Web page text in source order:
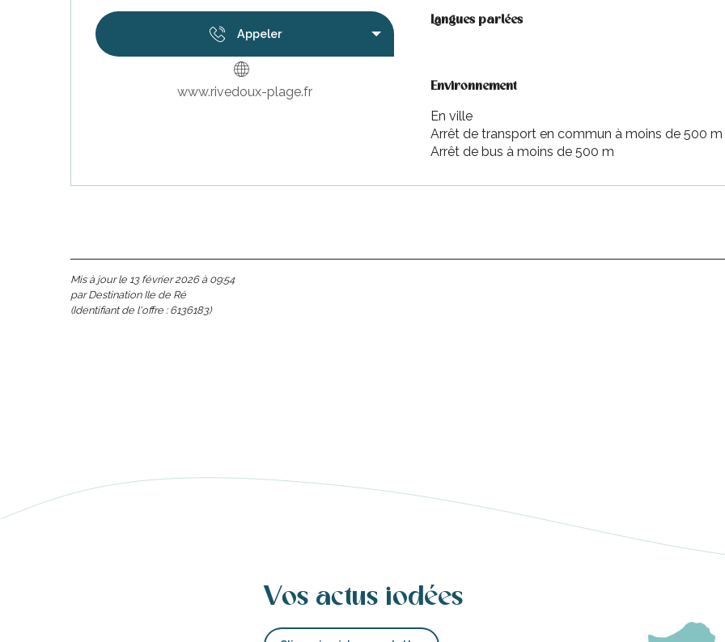
Appeler
www.rivedoux-plage.fr
Langues parlées
Langues parlées
Environnement
Environnement
En ville
Arrêt de transport en commun à moins de 500 m
Arrêt de bus à moins de 500 m
Mis à jour le 13 février 2026 à 09:54
par Destination Ile de Ré
(Identifiant de l'offre : 6136183)
Vos actus iodées